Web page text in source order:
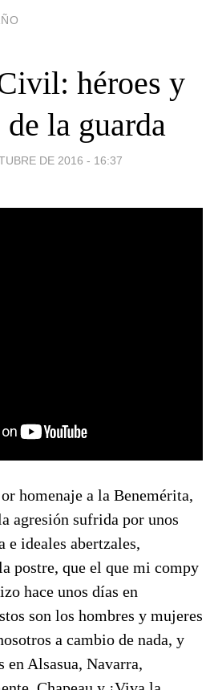
héroes y
de la guarda
DE 2016 - 16:37
homenaje a la Benemérita,
agresión sufrida por unos
e ideales abertzales,
postre, que el que mi compy
hace unos días en
son los hombres y mujeres
a cambio de nada, y
en Alsasua, Navarra,